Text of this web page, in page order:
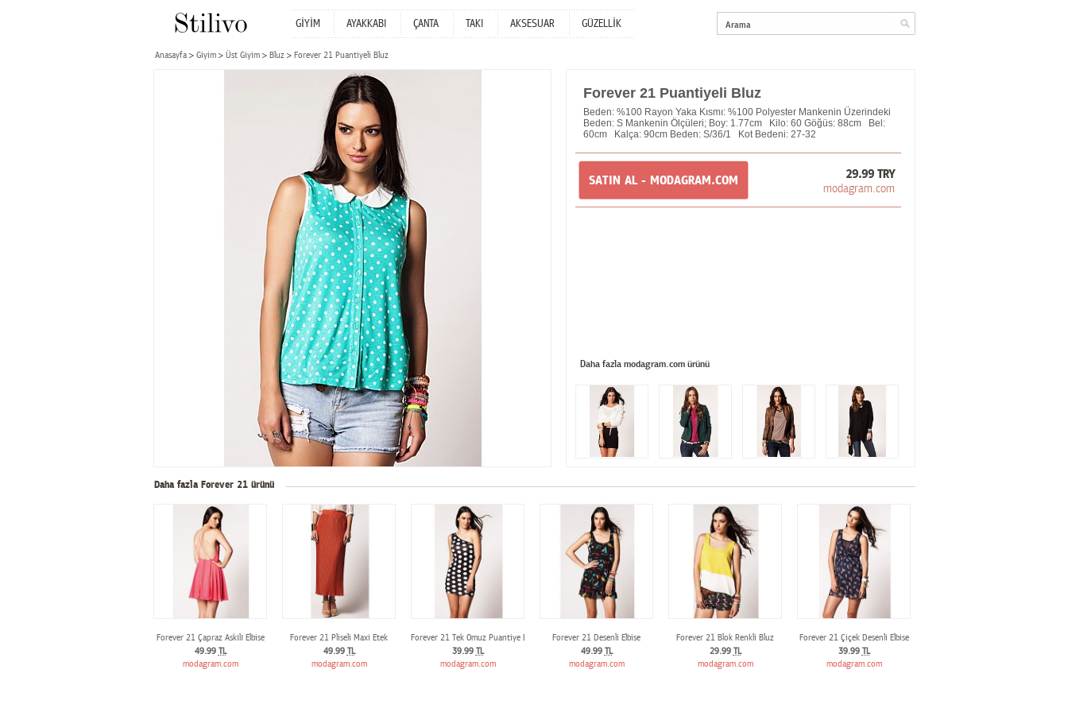
GİYİM AYAKKABI ÇANTA TAKI AKSESUAR GÜZELLİK
Anasayfa Giyim Üst Giyim Bluz Forever 21 Puantiyeli Bluz
Forever 21 Puantiyeli Bluz
Beden: %100 Rayon Yaka Kısmı: %100 Polyester Mankenin Üzerindeki
Beden: S Mankenin Ölçüleri; Boy: 1.77cm Kilo: 60 Göğüs: 88cm Bel:
60cm Kalça: 90cm Beden: S/36/1 Kot Bedeni: 27-32
SATIN AL - MODAGRAM.COM 29.99 TRY
modagram.com
Daha fazla modagram.com ürünü
Daha fazla Forever 21 ürünü
Forever 21 Çapraz Askılı Elbise
49.99 TL
modagram.com
Forever 21 Pliseli Maxi Etek
49.99 TL
modagram.com
Forever 21 Tek Omuz Puantiye Elbise
39.99 TL
modagram.com
Forever 21 Desenli Elbise
49.99 TL
modagram.com
Forever 21 Blok Renkli Bluz
29.99 TL
modagram.com
Forever 21 Çiçek Desenli Elbise
39.99 TL
modagram.com